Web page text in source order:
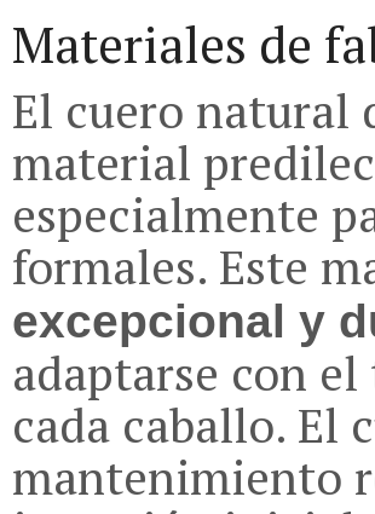
Materiales de
El cuero natural
material
especialmente
formales. Este
excepcional y
adaptarse con
cada caballo. El
mantenimiento